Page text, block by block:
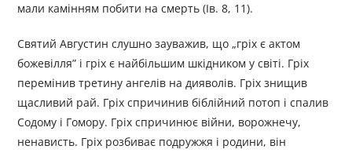
мали камінням побити на смерть (Ів. 8, 11).
Святий Августин слушно зауважив, що „гріх є актом
божевілля” і гріх є найбільшим шкідником у світі. Гріх
перемінив третину ангелів на дияволів. Гріх знищив
щасливий рай. Гріх спричинив біблійний потоп і спалив
Содому і Гомору. Гріх спричинює війни, ворожнечу,
ненависть. Гріх розбиває подружжя і родини, він